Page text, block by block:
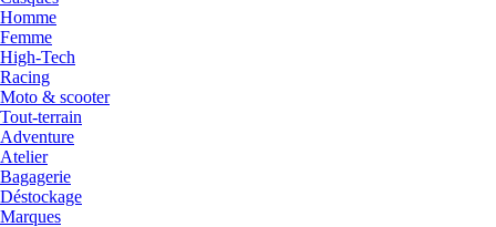
Homme
Femme
High-Tech
Racing
Moto & scooter
Tout-terrain
Adventure
Atelier
Bagagerie
Déstockage
Marques